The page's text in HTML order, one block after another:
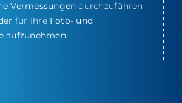
Vermessungen durchzuführen
für Ihre Foto- und
aufzunehmen.